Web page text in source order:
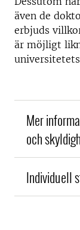
även de
erbjuds
är möjligt
Mer
och
Individuell